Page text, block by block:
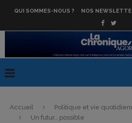
QUI SOMMES-NOUS ? NOS
Accueil Politique et vie
Un futur… possible